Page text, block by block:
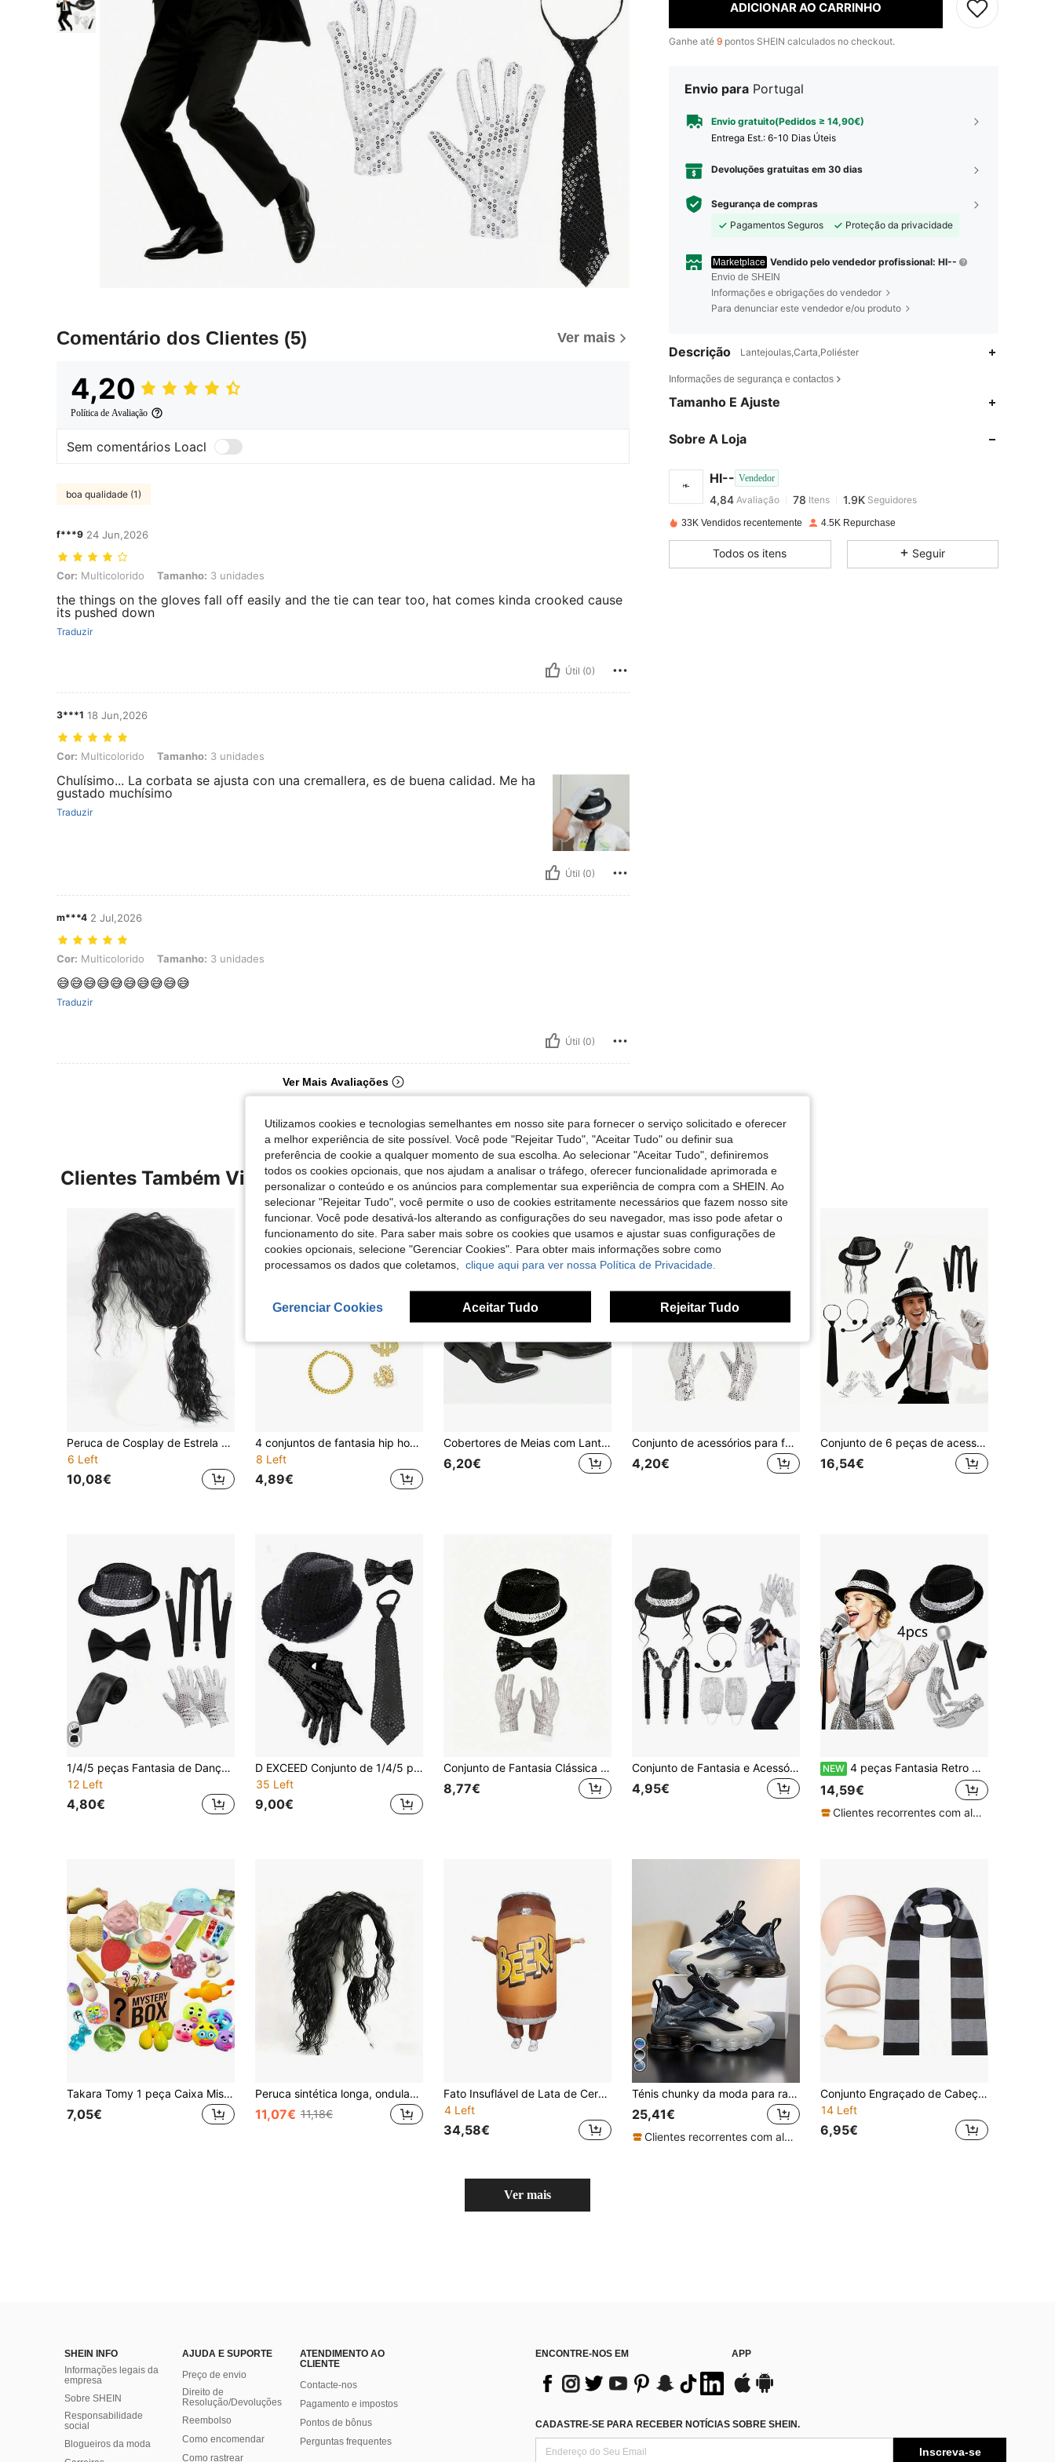
Comentário dos Clientes (5) Ver mais
4,20
Política de Avaliação
Sem comentários Loacl
boa qualidade (1)
f***9 24 Jun,2026
Cor: Multicolorido, Tamanho: 3 unidades
Cor: Multicolorido Tamanho: 3 unidades
the things on the gloves fall off easily and the tie can tear too, hat comes kinda crooked cause
its pushed down
Traduzir
Útil (0)
3***1 18 Jun,2026
Cor: Multicolorido, Tamanho: 3 unidades
Cor: Multicolorido Tamanho: 3 unidades
Chulísimo... La corbata se ajusta con una cremallera, es de buena calidad. Me ha
gustado muchísimo
Traduzir
Útil (0)
m***4 2 Jul,2026
Cor: Multicolorido, Tamanho: 3 unidades
Cor: Multicolorido Tamanho: 3 unidades
😅😅😅😅😅😅😅😅😅😅
Traduzir
Útil (0)
Ver Mais Avaliações
ADICIONAR AO CARRINHO
Ganhe até 9 pontos SHEIN calculados no checkout.
Envio para Portugal
Envio gratuito(Pedidos ≥ 14,90€)
Entrega Est.: 6-10 Dias Úteis
Devoluções gratuitas em 30 dias
Segurança de compras
Pagamentos Seguros
Proteção da privacidade
Marketplace Vendido pelo vendedor profissional: HI--
Envio de SHEIN
Informações e obrigações do vendedor
Para denunciar este vendedor e/ou produto
Descrição Lantejoulas,Carta,Poliéster
Informações de segurança e contactos
Tamanho E Ajuste
Sobre A Loja
HI-- Vendedor
4,84
4,84 Avaliação 78 Itens 1.9K Seguidores
4,84
33K Vendidos recentemente 4.5K Repurchase
Todos os itens Seguir
Clientes Também Visitaram
Peruca de Cosplay de Estrela do Rock dos Anos 80 para Halloween e Carnaval
6 Left
10,08€
4 conjuntos de fantasia hip hop - conjunto de acessórios de rapper dos anos 80/90 | chapéu de pescador, colar com símbolo de dólar, corrente dourada, anel, pulseira - chapéu old school, conjunto hip hop cool rock, adequado para Halloween, parque infantil, festa retro, joias, acessórios divertidos, cerimónia de graduação e outras ocasiões.
8 Left
4,89€
Cobertores de Meias com Lantejoulas Prateadas Unissexo, Aquecedores de Pernas para Dança, Coberturas de Pés Curtas Brilhantes para Fantasia de Halloween, Aquecedores de Pernas Populares dos Anos 80 e 90 para Festa de Dança
6,20€
Conjunto de acessórios para fantasia Disco Fashion Rock com lantejoulas, 1/2/3/4/5 peças, inclui 1 chapéu e 1 par de luvas, adequado para looks de festa de dança de moda para homem e mulher, para festas temáticas, espetáculos em palco, cosplay, Halloween e festas de máscaras
4,20€
Conjunto de 6 peças de acessórios de moda "King Of Music", inclui chapéu, luvas brilhantes, gravata, auscultadores, microfone e alça, adequado para festa de adultos, chá de panela, festa temática e festival de música, para interpretar o papel de rei da dança
16,54€
1/4/5 peças Fantasia de Dança Disco dos Anos 70 e 80, Traje de Estrela de Palco Masculino, Luvas de Lantejoulas Populares dos Anos 70 e 80, Cartola Preta, Óculos da Moda, Gravata, Suspensórios de Lantejoulas, Calças, Festa, Halloween, Cosplay
12 Left
4,80€
D EXCEED Conjunto de 1/4/5 peças de suspensórios elásticos em formato de Y, chapéu Fedora e gravata borboleta estilo discoteca retrô dos anos 70, acessórios para fantasia e festa.
35 Left
9,00€
Conjunto de Fantasia Clássica de Rei da Música com 3 peças: Cartola, Óculos da Moda e Luvas. Cartola vintage com glitter para discoteca, adereços para apresentações de palco, acessórios para dança de rua, ideal para Halloween, festas retrô disco dos anos 80/90, festas temáticas de celebridades e festas de aniversário retrô. Um conjunto permite criar rapidamente um visual clássico de palco, maximizando a atmosfera.
8,77€
Conjunto de Fantasia e Acessórios "Rock Star" com 1/4/6/5/8 peças, com roupa de bailarino e estrela do rock dos anos 80, chapéu fedora com lantejoulas, luvas, suspensórios, laço e polainas
4,95€
NEW 4 peças Fantasia Retro Disco Party dos Anos 80, Conjunto de Bailarino dos Anos 80 com Chapéu de Lantejoulas, Luvas e Gravata da Moda, Perfeito para Carnaval e Halloween, Festa Retro Disco Hip-Hop Cosplay
14,59€
Clientes recorrentes com alta taxa de retorno
Takara Tomy 1 peça Caixa Mistério Brinquedo Anti-Stress para Apertar, Inclui Urso de Gelatina Transparente, Medusa com Brilho, Bola de Gota de Água Fluida, Pequena Taça Perolada, Pizza Realista, Bola com Expressão Engraçada e Mais Brinquedos de Borracha Macia para Descarregar, Desembrulhado Aleatoriamente Cheio de Diversão, Macio e Mastigável com Aperto Repetido e Recuperação Suave, Pequeno Ornamento de Decoração para Ambiente de Secretária, Brinquedo Portátil para Aliviar o Tédio nas Deslocações, Adequado para Lembranças de Festa, Sorteio na Sala de Aula, Pequeno Brinquedo de Caixa Mistério para Presentes de Feriados
7,05€
Peruca sintética longa, ondulada e cacheada, estilo anos 70/80, 50 cm (20 polegadas), cor preta, peruca masculina, ideal para cosplay, festas de fim de ano, uso casual e eventos de Halloween.
11,07€ 11,18€
Fato Insuflável de Lata de Cerveja para Festa de Halloween e Natal, Fato Insuflável Unissexo, Fato Insuflável Personalizado para Feriados, Soprador Incluído, Bateria Não Incluída
4 Left
34,58€
Ténis chunky da moda para rapazes e raparigas, macios e confortáveis, com fivela rotativa, fáceis de calçar e descalçar, forro confortável, antiderrapantes e resistentes ao desgaste, sapatos desportivos casuais para estudantes de campus
25,41€
Clientes recorrentes com alta taxa de retorno
Conjunto Engraçado de Cabeça Careca, Lenço às Riscas Preto e Cinzento, Nariz Falso de Silicone, Touca Careca de Silicone, Conjunto de Cosplay para Homem, Perfeito para Festas e Festivais, Festa
14 Left
6,95€
Ver mais
SHEIN INFO
Informações legais da
empresa
Sobre SHEIN
Responsabilidade
social
Blogueiros da moda
AJUDA E SUPORTE
Preço de envio
Direito de
Resolução/Devoluções
Reembolso
Como encomendar
Como rastrear
ATENDIMENTO AO
CLIENTE
Contacte-nos
Pagamento e impostos
Pontos de bônus
Perguntas frequentes
ENCONTRE-NOS EM APP
CADASTRE-SE PARA RECEBER NOTÍCIAS SOBRE SHEIN.
Inscreva-se
Utilizamos cookies e tecnologias semelhantes em nosso site para fornecer o serviço solicitado e oferecer
a melhor experiência de site possível. Você pode "Rejeitar Tudo", "Aceitar Tudo" ou definir sua
preferência de cookie a qualquer momento de sua escolha. Ao selecionar "Aceitar Tudo", definiremos
todos os cookies opcionais, que nos ajudam a analisar o tráfego, oferecer funcionalidade aprimorada e
personalizar o conteúdo e os anúncios para complementar sua experiência de compra com a SHEIN. Ao
selecionar "Rejeitar Tudo", você permite o uso de cookies estritamente necessários que fazem nosso site
funcionar. Você pode desativá-los alterando as configurações do seu navegador, mas isso pode afetar o
funcionamento do site. Para saber mais sobre os cookies que usamos e ajustar suas configurações de
cookies opcionais, selecione "Gerenciar Cookies". Para obter mais informações sobre como
processamos os dados que coletamos, clique aqui para ver nossa Política de Privacidade.
Gerenciar Cookies Aceitar Tudo Rejeitar Tudo